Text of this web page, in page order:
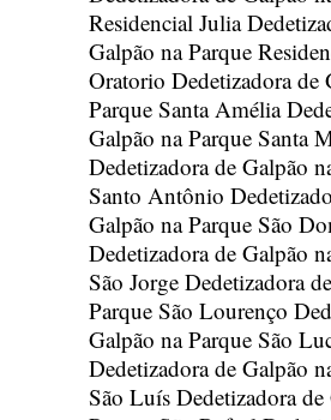
Residencial Julia
Galpão na Parque
Oratorio Dedetizadora de
Parque Santa Amélia
Galpão na Parque Santa
Dedetizadora de Galpão
Santo Antônio
Galpão na Parque São
Dedetizadora de Galpão
São Jorge Dedetizadora
Parque São Lourenço
Galpão na Parque São
Dedetizadora de Galpão
São Luís Dedetizadora